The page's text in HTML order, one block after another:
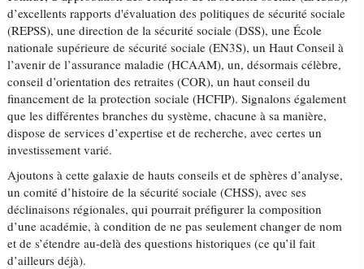
d’excellents rapports d'évaluation des politiques de sécurité sociale
(REPSS), une direction de la sécurité sociale (DSS), une École
nationale supérieure de sécurité sociale (EN3S), un Haut Conseil à
l’avenir de l’assurance maladie (HCAAM), un, désormais célèbre,
conseil d’orientation des retraites (COR), un haut conseil du
financement de la protection sociale (HCFIP). Signalons également
que les différentes branches du système, chacune à sa manière,
dispose de services d’expertise et de recherche, avec certes un
investissement varié.
Ajoutons à cette galaxie de hauts conseils et de sphères d’analyse,
un comité d’histoire de la sécurité sociale (CHSS), avec ses
déclinaisons régionales, qui pourrait préfigurer la composition
d’une académie, à condition de ne pas seulement changer de nom
et de s’étendre au-delà des questions historiques (ce qu’il fait
d’ailleurs déjà).